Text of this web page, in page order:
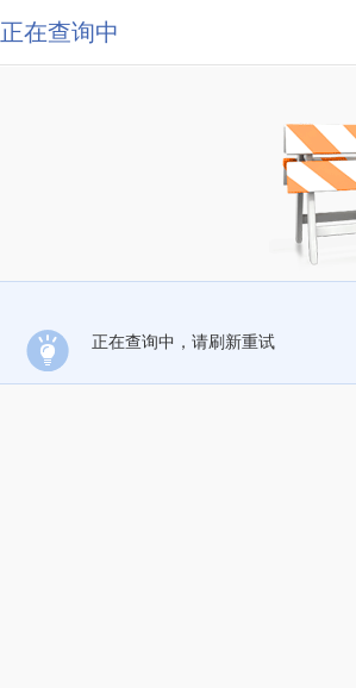
正在查询中
正在查询中，请刷新重试